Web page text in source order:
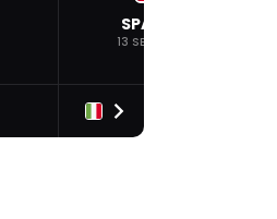
SPANJE
13 SEP. 2026